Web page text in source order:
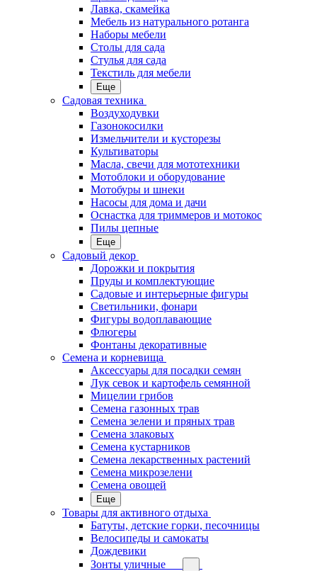
Лавка, скамейка
Мебель из натурального ротанга
Наборы мебели
Столы для сада
Стулья для сада
Текстиль для мебели
Еще
Садовая техника
Воздуходувки
Газонокосилки
Измельчители и кусторезы
Культиваторы
Масла, свечи для мототехники
Мотоблоки и оборудование
Мотобуры и шнеки
Насосы для дома и дачи
Оснастка для триммеров и мотокос
Пилы цепные
Еще
Садовый декор
Дорожки и покрытия
Пруды и комплектующие
Садовые и интерьерные фигуры
Светильники, фонари
Фигуры водоплавающие
Флюгеры
Фонтаны декоративные
Семена и корневища
Аксессуары для посадки семян
Лук севок и картофель семянной
Мицелии грибов
Семена газонных трав
Семена зелени и пряных трав
Семена злаковых
Семена кустарников
Семена лекарственных растений
Семена микрозелени
Семена овощей
Еще
Товары для активного отдыха
Батуты, детские горки, песочницы
Велосипеды и самокаты
Дождевики
Зонты уличные